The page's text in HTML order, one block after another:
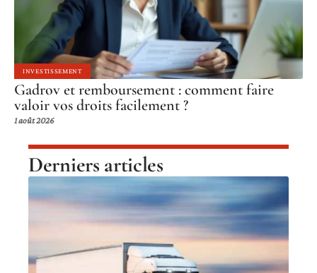
INVESTISSEMENT
Gadrov et remboursement : comment faire
valoir vos droits facilement ?
1 août 2026
Derniers articles